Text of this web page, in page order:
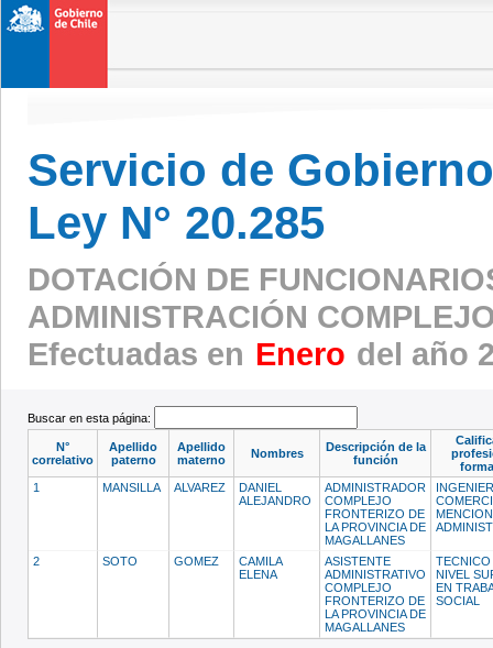
Servicio de
Ley N° 20.285
DOTACIÓN DE
ADMINISTRACIÓN
Efectuadas en Enero del año
Buscar en esta página:
N°
correlativo
Apellido
paterno
Apellido
materno
Nombres
Descripción de la
función
1
MANSILLA ALVAREZ
DANIEL
ALEJANDRO
ADMINISTRADOR
COMPLEJO
FRONTERIZO DE
LA PROVINCIA DE
MAGALLANES
MENCION
2 SOTO GOMEZ
CAMILA
ELENA
ASISTENTE
ADMINISTRATIVO
COMPLEJO
FRONTERIZO DE
LA PROVINCIA DE
MAGALLANES
TECNICO
NIVEL
EN
SOCIAL